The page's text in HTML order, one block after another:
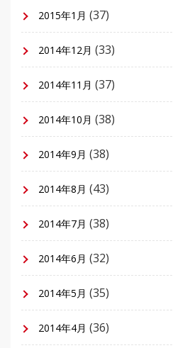
2015年1月 (37)
2014年12月 (33)
2014年11月 (37)
2014年10月 (38)
2014年9月 (38)
2014年8月 (43)
2014年7月 (38)
2014年6月 (32)
2014年5月 (35)
2014年4月 (36)